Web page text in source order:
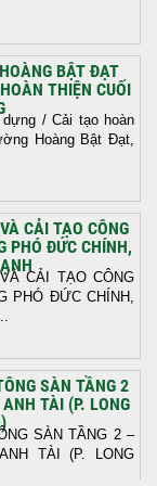
BẬT ĐẠT
THIỆN CUỐI
/ Cải tạo hoàn
Hoàng Bật Đạt,
CẢI TẠO CÔNG
PHÓ ĐỨC CHÍNH,
CẢI TẠO CÔNG
PHÓ ĐỨC CHÍNH,
SÀN TẦNG 2
TÀI (P. LONG
SÀN TẦNG 2 –
TÀI (P. LONG